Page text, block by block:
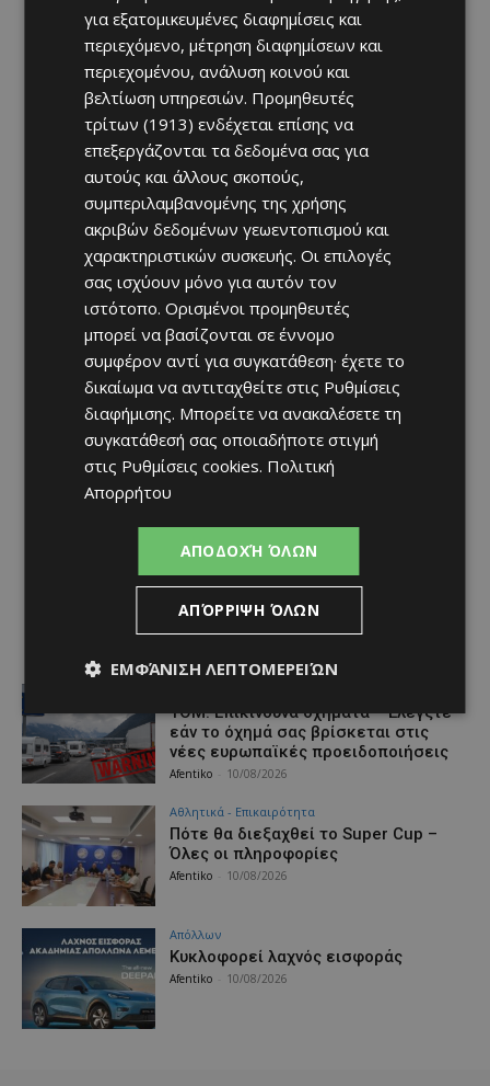
ΤΟΜ: Επικίνδυνα οχήματα – Ελέγξτε
εάν το όχημά σας βρίσκεται στις
νέες ευρωπαϊκές προειδοποιήσεις
Afentiko 10/08/2026
Αθλητικά - Επικαιρότητα
Πότε θα διεξαχθεί το Super Cup –
Όλες οι πληροφορίες
Afentiko 10/08/2026
Απόλλων
Κυκλοφορεί λαχνός εισφοράς
Afentiko 10/08/2026
για εξατομικευμένες διαφημίσεις και
περιεχόμενο, μέτρηση διαφημίσεων και
περιεχομένου, ανάλυση κοινού και
βελτίωση υπηρεσιών. Προμηθευτές
τρίτων (1913) ενδέχεται επίσης να
επεξεργάζονται τα δεδομένα σας για
αυτούς και άλλους σκοπούς,
συμπεριλαμβανομένης της χρήσης
ακριβών δεδομένων γεωεντοπισμού και
χαρακτηριστικών συσκευής. Οι επιλογές
σας ισχύουν μόνο για αυτόν τον
ιστότοπο. Ορισμένοι προμηθευτές
μπορεί να βασίζονται σε έννομο
συμφέρον αντί για συγκατάθεση· έχετε το
δικαίωμα να αντιταχθείτε στις Ρυθμίσεις
διαφήμισης. Μπορείτε να ανακαλέσετε τη
συγκατάθεσή σας οποιαδήποτε στιγμή
στις Ρυθμίσεις cookies. Πολιτική
Απορρήτου
ΑΠΟΔΟΧΉ ΌΛΩΝ
ΑΠΌΡΡΙΨΗ ΌΛΩΝ
ΕΜΦΆΝΙΣΗ ΛΕΠΤΟΜΕΡΕΙΏΝ